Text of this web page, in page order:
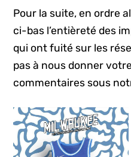
Pour la suite, en ordre
ci-bas l’entièreté des
qui ont fuité sur les
pas à nous donner
commentaires sous